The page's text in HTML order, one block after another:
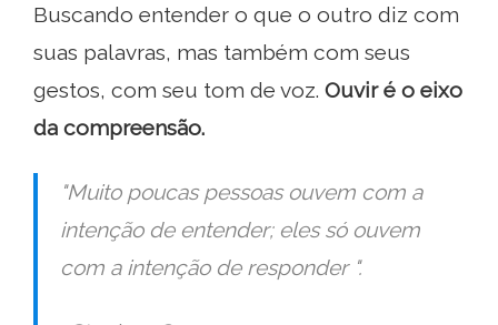
Buscando entender o que o outro diz com
suas palavras, mas também com seus
gestos, com seu tom de voz. Ouvir é o eixo
da compreensão.
"Muito poucas pessoas ouvem com a
intenção de entender; eles só ouvem
com a intenção de responder ".